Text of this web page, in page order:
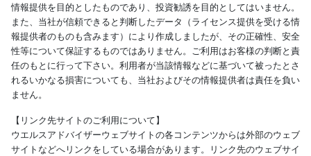
情報提供を目的としたものであり、投資勧誘を目的としてはいません。
また、当社が信頼できると判断したデータ（ライセンス提供を受ける情
報提供者のものも含みます）により作成しましたが、その正確性、安全
性等について保証するものではありません。ご利用はお客様の判断と責
任のもとに行って下さい。利用者が当該情報などに基づいて被ったとさ
れるいかなる損害についても、当社およびその情報提供者は責任を負い
ません。
【リンク先サイトのご利用について】
ウエルスアドバイザーウェブサイトの各コンテンツからは外部のウェブ
サイトなどへリンクをしている場合があります。リンク先のウェブサイ